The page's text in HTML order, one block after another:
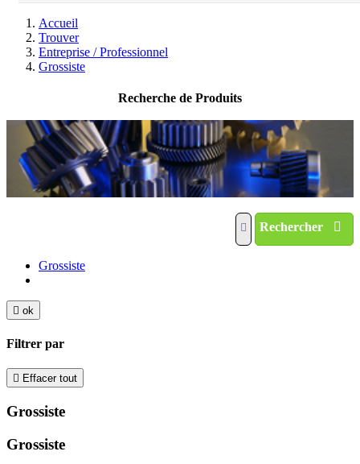
Accueil
Trouver
Entreprise / Professionnel
Grossiste
Recherche de Produits
Rechercher
Grossiste
 ok
Filtrer par
 Effacer tout
Grossiste
Grossiste